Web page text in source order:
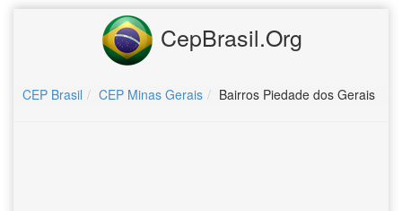
CepBrasil.Org
CEP Brasil CEP Minas Gerais Bairros Piedade dos Gerais